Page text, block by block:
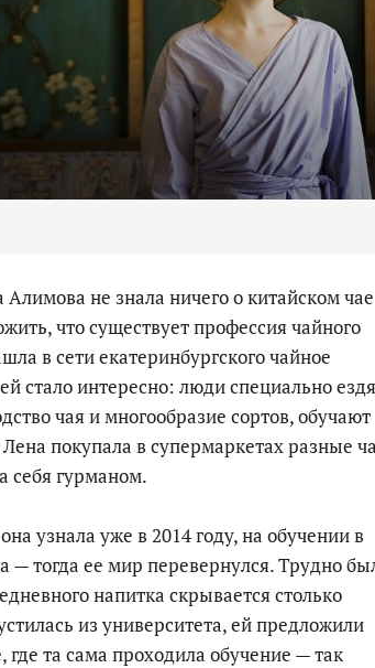
Алимова не знала ничего о китайском чае
что существует профессия чайного
в сети екатеринбургского чайное
стало интересно: люди специально
чая и многообразие сортов, обучают
Лена покупала в супермаркетах разные
себя гурманом.
узнала уже в 2014 году, на обучении в
— тогда ее мир перевернулся. Трудно
напитка скрывается столько
из университета, ей предложили
та сама проходила обучение — так